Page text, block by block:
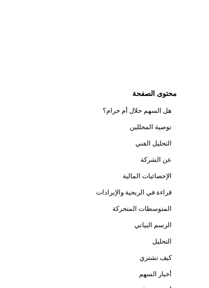
محتوى الصفحة
هل السهم حلال أم حرام؟
توصية المحللين
التحليل الفني
عن الشركة
الإحصائيات المالية
قراءة في الربحية والإيرادات
المتوسطات المتحركة
الرسم البياني
التحليل
كيف تشتري
أخبار السهم